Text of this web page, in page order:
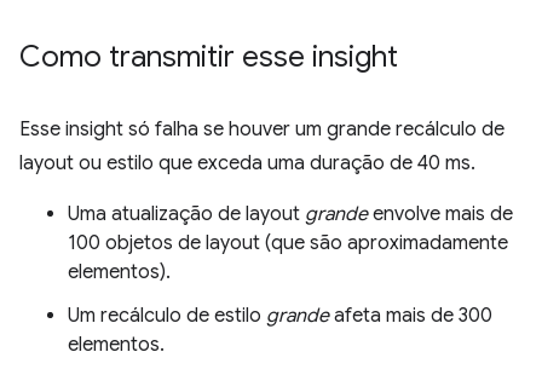
Como transmitir esse insight
Esse insight só falha se houver um grande recálculo de
layout ou estilo que exceda uma duração de 40 ms.
Uma atualização de layout grandeenvolve mais de
100 objetos de layout (que são aproximadamente
elementos).
Um recálculo de estilo grandeafeta mais de 300
elementos.